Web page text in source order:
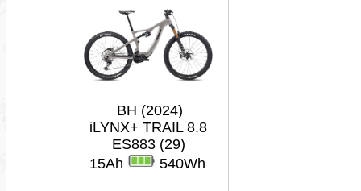
BH (2024)
iLYNX+ TRAIL 8.8
ES883 (29)
15Ah
540Wh